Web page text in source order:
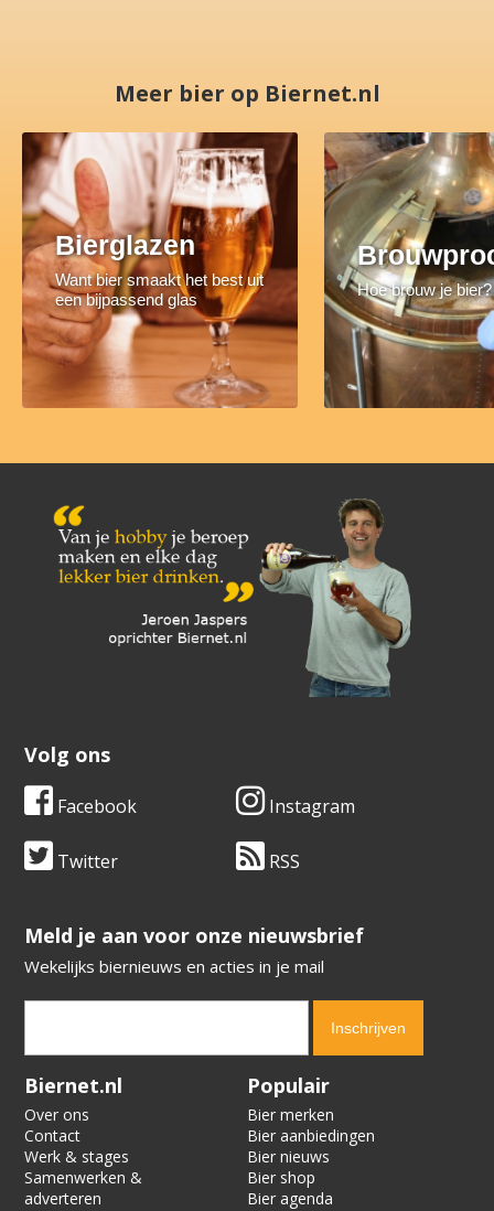
Meer bier op Biernet.nl
Bierglazen
Want bier smaakt het best uit
een bijpassend glas
Hoe brouw je bier?
Volg ons
Facebook Instagram
Twitter RSS
​​​​​​​Meld je aan voor onze nieuwsbrief
Wekelijks biernieuws en acties in je mail
Verification code:
Biernet.nl
Over ons
Contact
Werk & stages
Samenwerken &
adverteren
Populair
Bier merken
Bier aanbiedingen
Bier nieuws
Bier shop
Bier agenda